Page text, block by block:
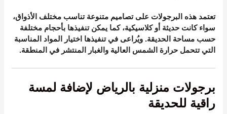
تعتمد هذه البرجولات على تصاميم متنوعة تناسب مختلف الأذواق،
سواء كانت حديثة أو كلاسيكية، كما يمكن تنفيذها بأحجام مختلفة
حسب مساحة الحديقة. ويُراعى في تنفيذها اختيار المواد المناسبة
التي تتحمل حرارة الشمس العالية والغبار المنتشر في المنطقة.
برجولات منزلية بالرياض لإضافة لمسة
راقية للحديقة